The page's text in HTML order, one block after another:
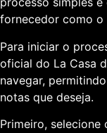
fornecedor como o
Para iniciar o
oficial do La Casa
navegar,
notas que deseja.
Primeiro,